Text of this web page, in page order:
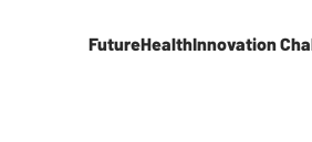
FutureHealthInnovation